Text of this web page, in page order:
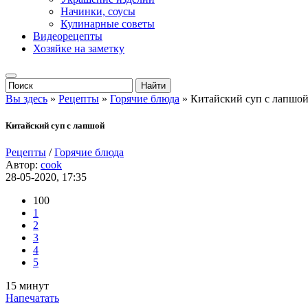
Начинки, соусы
Кулинарные советы
Видеорецепты
Хозяйке на заметку
Вы здесь » Рецепты » Горячие блюда » Китайский суп с лапшой
Китайский суп с лапшой
Рецепты /Горячие блюда
Автор: cook
28-05-2020, 17:35
100
1
2
3
4
5
15 минут
Напечатать